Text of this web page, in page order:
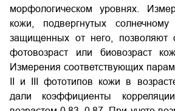
морфологическом уровнях.
кожи, подвергнутых
защищенных от него, позволяют
фотовозраст или биовозраст
Измерения соответствующих
II и III фототипов кожи в
дали коэффициенты